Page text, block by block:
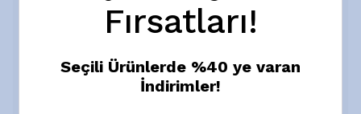
Ürün Açıklaması
Onyra Kolye, siyah ve füme tonlardaki doğal taş boncuk
detaylarla dengelenerek kolyeye sofistike bir karakter
Fırsatları!
Seçili Ürünlerde %40 ye varan
İndirimler!